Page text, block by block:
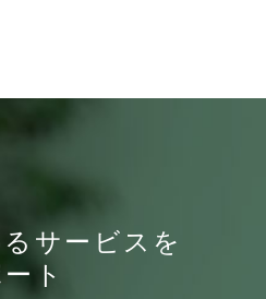
サービスを
ト